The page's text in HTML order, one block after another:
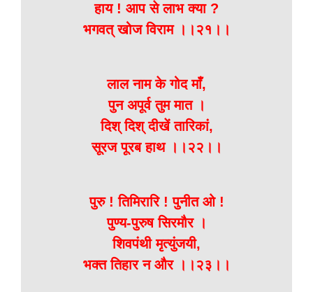
हाय ! आप से लाभ क्या ?
भगवत् खोज विराम ।।२१।।
लाल नाम के गोद माँ,
पुन अपूर्व तुम मात ।
दिश् दिश् दीखें तारिकां,
सूरज पूरब हाथ ।।२२।।
पुरु ! तिमिरारि ! पुनीत ओ !
पुण्य-पुरुष सिरमौर ।
शिवपंथी मृत्युंजयी,
भक्त तिहार न और ।।२३।।